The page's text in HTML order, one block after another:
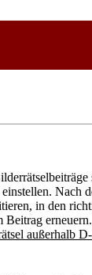
Nach
in den
erneuern.
außerhalb